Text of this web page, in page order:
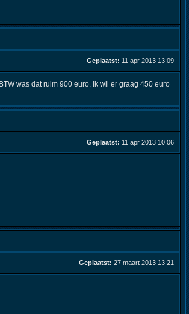
Geplaatst: 11 apr 2013 13:09
was dat ruim 900 euro. Ik wil er graag 450 euro
Geplaatst: 11 apr 2013 10:06
Geplaatst: 27 maart 2013 13:21